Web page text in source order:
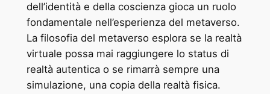
dell’identità e della coscienza gioca un ruolo
fondamentale nell’esperienza del metaverso.
La filosofia del metaverso esplora se la realtà
virtuale possa mai raggiungere lo status di
realtà autentica o se rimarrà sempre una
simulazione, una copia della realtà fisica.